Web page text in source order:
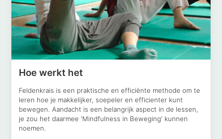
Hoe werkt het
Feldenkrais is een praktische en efficiënte methode om te
leren hoe je makkelijker, soepeler en efficienter kunt
bewegen. Aandacht is een belangrijk aspect in de lessen,
je zou het daarmee 'Mindfulness in Beweging' kunnen
noemen.